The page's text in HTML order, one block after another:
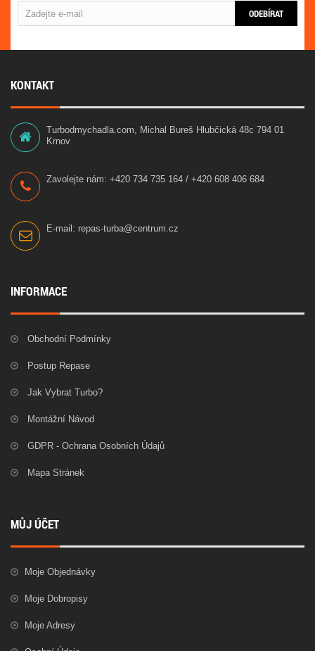
ODEBÍRAT
KONTAKT
Turbodmychadla.com, Michal Bureš Hlubčická 48c 794 01
Krnov
Zavolejte nám: +420 734 735 164 / +420 608 406 684
E-mail: repas-turba@centrum.cz
INFORMACE
Obchodní Podmínky
Postup Repase
Jak Vybrat Turbo?
Montážní Návod
GDPR - Ochrana Osobních Údajů
Mapa Stránek
MŮJ ÚČET
Moje Objednávky
Moje Dobropisy
Moje Adresy